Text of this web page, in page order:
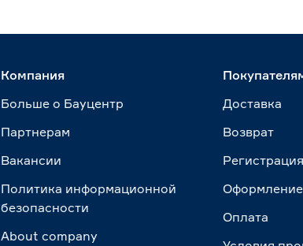
Компания
Больше о Бауцентр
Партнерам
Вакансии
Политика информационной
безопасности
About сompany
Доставка
Возврат
Регистрация
Оформление
Оплата